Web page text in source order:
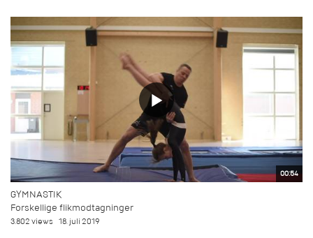
00:54
GYMNASTIK
Forskellige flikmodtagninger
3.802 views 18. juli 2019